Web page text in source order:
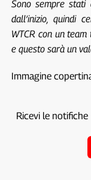
Sono sempre
dall’inizio, quindi
WTCR con un
e questo sarà un
Immagine
Ricevi le notifiche